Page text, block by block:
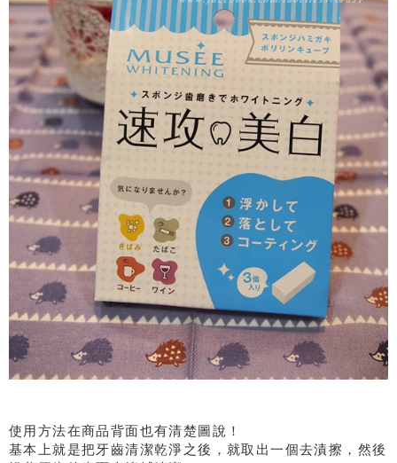
使用方法在商品背面也有清楚圖說！
基本上就是把牙齒清潔乾淨之後，就取出一個去漬擦，然後